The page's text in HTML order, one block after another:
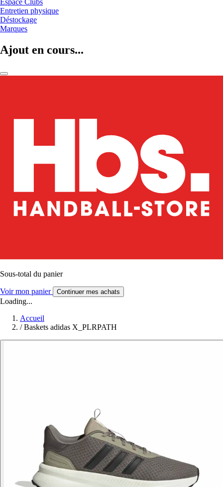
Espace Clubs
Entretien physique
Déstockage
Marques
Ajout en cours...
Sous-total du panier
Voir mon panier Continuer mes achats
Loading...
Accueil
/ Baskets adidas X_PLRPATH